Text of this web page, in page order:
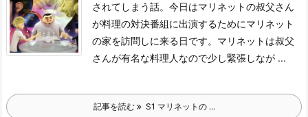
されてしまう話。 今日はマリネットの叔父さん
が料理の対決番組に出演するためにマリネット
の家を訪問しに来る日です。 マリネットは叔父
さんが有名な料理人なので少し緊張しなが ...
記事を読む S1 マリネットの ...